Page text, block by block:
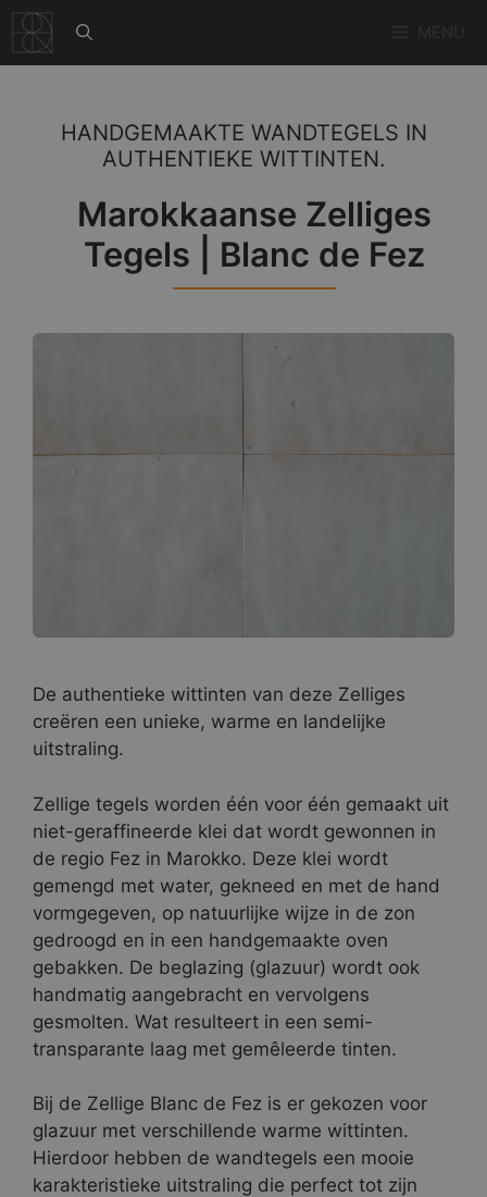
naar
de
HANDGEMAAKTE WANDTEGELS IN
AUTHENTIEKE WITTINTEN.
Marokkaanse Zelliges
Tegels | Blanc de Fez
De authentieke wittinten van deze Zelliges
creëren een unieke, warme en landelijke
uitstraling.
Zellige tegels worden één voor één gemaakt uit
niet-geraffineerde klei dat wordt gewonnen in
de regio Fez in Marokko. Deze klei wordt
gemengd met water, gekneed en met de hand
vormgegeven, op natuurlijke wijze in de zon
gedroogd en in een handgemaakte oven
gebakken. De beglazing (glazuur) wordt ook
handmatig aangebracht en vervolgens
gesmolten. Wat resulteert in een semi-
transparante laag met gemêleerde tinten.
Bij de Zellige Blanc de Fez is er gekozen voor
glazuur met verschillende warme wittinten.
Hierdoor hebben de wandtegels een mooie
karakteristieke uitstraling die perfect tot zijn